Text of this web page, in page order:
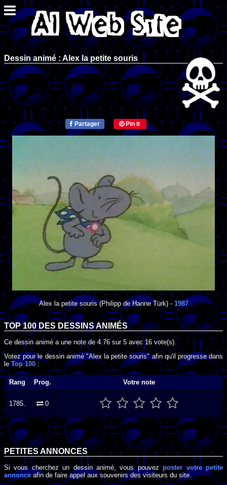
Dessin animé : Alex la petite souris
Partager Pin it
Alex la petite souris(Philipp de Hanne Türk) - 1987
TOP 100 DES DESSINS ANIMÉS
Ce dessin animé a une note de 4.76 sur5 avec16 vote(s).
Votez pour le dessin animé "Alex la petite souris" afin qu'il progresse dans
leTop 100 :
Rang Prog. Votre note
1785. 0
PETITES ANNONCES
Si vous cherchez un dessin animé, vous pouvezposter votre petite
annonceafin de faire appel aux souvenirs des visiteurs du site.